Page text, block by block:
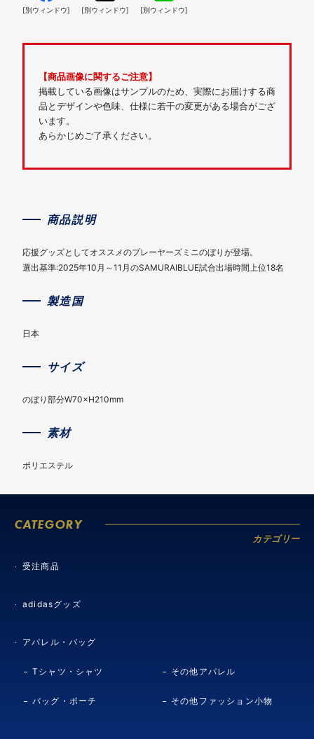
[別ウィンドウ] [別ウィンドウ] [別ウィンドウ]
【商品画像に関するご注意】
掲載している画像はサンプルのため、実際にお届けする商
品とデザインや色味、仕様に若干の変更がある場合がござ
います。
あらかじめご了承ください。
商品説明
応援グッズとしてオススメのプレーヤーズミニのぼりが登場。
選出基準:2025年10月～11月のSAMURAIBLUE試合出場時間上位18名
製造国
日本
サイズ
のぼり部分W70×H210mm
素材
ポリエステル
CATEGORY
カテゴリー
受注商品
adidasグッズ
アパレル・バッグ
Tシャツ・シャツ その他アパレル
バッグ・ポーチ その他ファッション小物